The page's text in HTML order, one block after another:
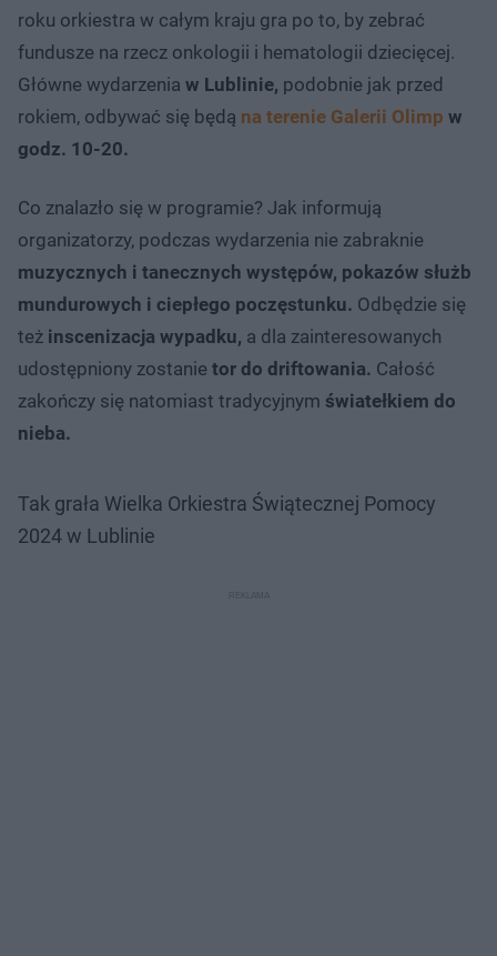
roku orkiestra w całym kraju gra po to, by zebrać
fundusze na rzecz onkologii i hematologii dziecięcej.
Główne wydarzenia w Lublinie, podobnie jak przed
rokiem, odbywać się będą na terenie Galerii Olimp w
godz. 10-20.
Co znalazło się w programie? Jak informują
organizatorzy, podczas wydarzenia nie zabraknie
muzycznych i tanecznych występów, pokazów służb
mundurowych i ciepłego poczęstunku. Odbędzie się
też inscenizacja wypadku, a dla zainteresowanych
udostępniony zostanie tor do driftowania. Całość
zakończy się natomiast tradycyjnym światełkiem do
nieba.
Tak grała Wielka Orkiestra Świątecznej Pomocy
2024 w Lublinie